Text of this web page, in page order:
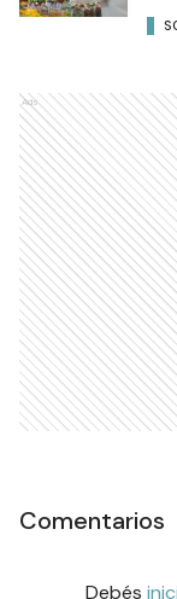
Ads
Comentarios
Debés